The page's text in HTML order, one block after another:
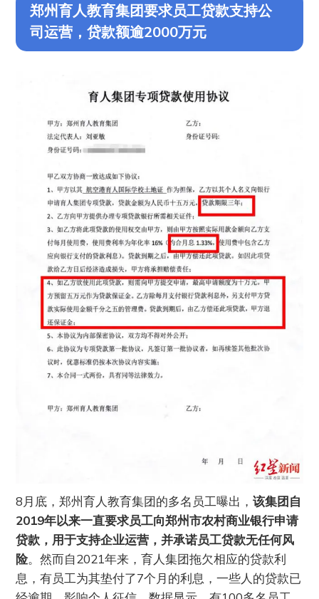
郑州育人教育集团要求员工贷款支持公
司运营，贷款额逾2000万元
8月底，郑州育人教育集团的多名员工曝出，该集团自
2019年以来一直要求员工向郑州市农村商业银行申请
贷款，用于支持企业运营，并承诺员工贷款无任何风
险。然而自2021年来，育人集团拖欠相应的贷款利
息，有员工为其垫付了7个月的利息，一些人的贷款已